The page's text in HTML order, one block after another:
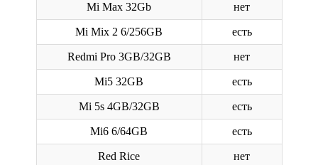
Mi Max 32Gb нет
Mi Mix 2 6/256GB есть
Redmi Pro 3GB/32GB нет
Mi5 32GB есть
Mi 5s 4GB/32GB есть
Mi6 6/64GB есть
Red Rice нет